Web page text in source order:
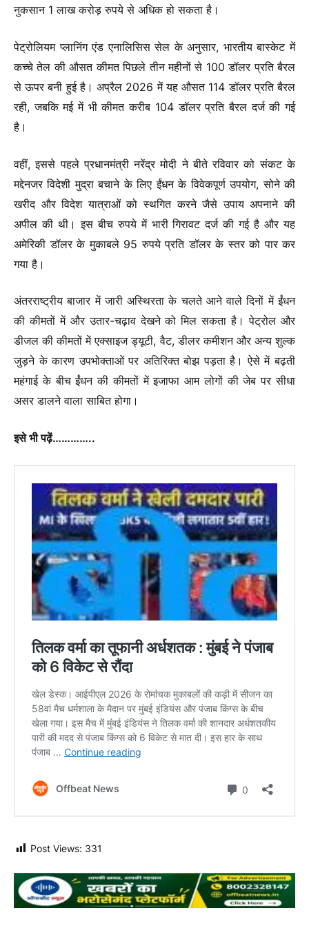
नुकसान 1 लाख करोड़ रुपये से अधिक हो सकता है।
पेट्रोलियम प्लानिंग एंड एनालिसिस सेल के अनुसार, भारतीय बास्केट में
कच्चे तेल की औसत कीमत पिछले तीन महीनों से 100 डॉलर प्रति बैरल
से ऊपर बनी हुई है। अप्रैल 2026 में यह औसत 114 डॉलर प्रति बैरल
रही, जबकि मई में भी कीमत करीब 104 डॉलर प्रति बैरल दर्ज की गई
है।
वहीं, इससे पहले प्रधानमंत्री नरेंद्र मोदी ने बीते रविवार को संकट के
मद्देनजर विदेशी मुद्रा बचाने के लिए ईंधन के विवेकपूर्ण उपयोग, सोने की
खरीद और विदेश यात्राओं को स्थगित करने जैसे उपाय अपनाने की
अपील की थी। इस बीच रुपये में भारी गिरावट दर्ज की गई है और यह
अमेरिकी डॉलर के मुकाबले 95 रुपये प्रति डॉलर के स्तर को पार कर
गया है।
अंतरराष्ट्रीय बाजार में जारी अस्थिरता के चलते आने वाले दिनों में ईंधन
की कीमतों में और उतार-चढ़ाव देखने को मिल सकता है। पेट्रोल और
डीजल की कीमतों में एक्साइज ड्यूटी, वैट, डीलर कमीशन और अन्य शुल्क
जुड़ने के कारण उपभोक्ताओं पर अतिरिक्त बोझ पड़ता है। ऐसे में बढ़ती
महंगाई के बीच ईंधन की कीमतों में इजाफा आम लोगों की जेब पर सीधा
असर डालने वाला साबित होगा।
इसे भी पढ़ें…………..
Post Views: 331